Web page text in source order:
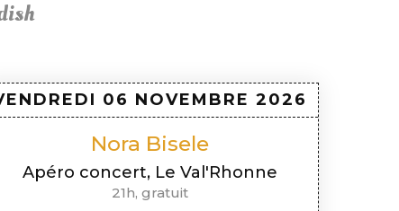
06 NOVEMBRE 2026
Nora Bisele
Apéro concert, Le Val'Rhonne
21h, gratuit